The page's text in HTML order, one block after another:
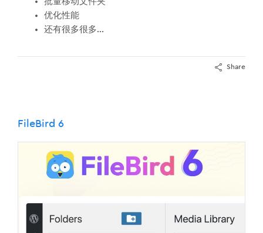
优化性能
还有很多很多...
Share
FileBird 6